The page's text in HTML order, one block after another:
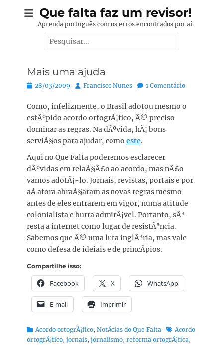
Que falta faz um revisor!
Aprenda português com os erros encontrados por aí.
Pesquisar
por:
Mais uma ajuda
Posted
28/03/2009 Autor:
Francisco Nunes 1 Comentário
Como, infelizmente, o Brasil adotou mesmo o
estÃºpido acordo ortogrÃ¡fico, Ã© preciso
dominar as regras. Na dÃºvida, hÃ¡ bons
serviÃ§os para ajudar, como este.
Aqui no Que Falta poderemos esclarecer
dÃºvidas em relaÃ§Ã£o ao acordo, mas nÃ£o
vamos adotÃ¡-lo. Jornais, revistas, portais e por
aÃ­ afora abraÃ§aram as novas regras mesmo
antes de eles entrarem em vigor, numa atitude
colonialista e burra admirÃ¡vel. Portanto, sÃ³
resta a internet como lugar de resistÃªncia.
Sabemos que Ã© uma luta inglÃ³ria, mas vale
como defesa de ideiais e de princÃ­pios.
Compartilhe isso:
Facebook X WhatsApp
E-mail Imprimir
Categorias:
Acordo ortogrÃ¡fico, NotÃ­cias do Que Falta Tags:Acordo
ortogrÃ¡fico, jornais, jornalismo, reforma ortogrÃ¡fica,